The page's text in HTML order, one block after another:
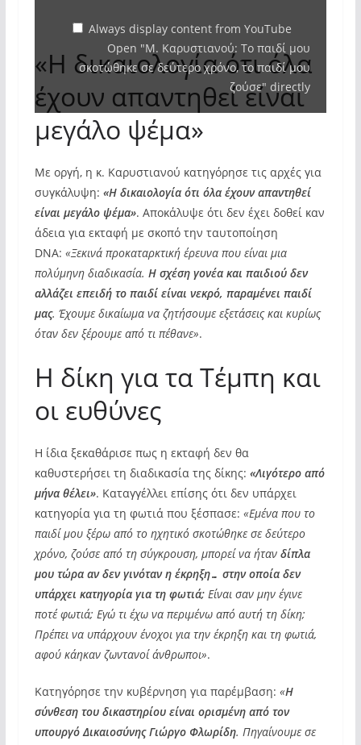
σκοτώθηκε
σε
δεύτερο
χρόνο,
το
παιδί
ζούσε"
from
YouTube
Always display content from YouTube
Open "Μ. Καρυστιανού: Το παιδί μου
σκοτώθηκε σε δεύτερο χρόνο, το παιδί μου
ζούσε" directly
«Η δικαιολογία ότι όλα
έχουν απαντηθεί είναι
μεγάλο ψέμα»
Με οργή, η κ. Καρυστιανού κατηγόρησε τις αρχές για
συγκάλυψη: «Η δικαιολογία ότι όλα έχουν απαντηθεί
είναι μεγάλο ψέμα». Αποκάλυψε ότι δεν έχει δοθεί καν
άδεια για εκταφή με σκοπό την ταυτοποίηση
DNA: «Ξεκινά προκαταρκτική έρευνα που είναι μια
πολύμηνη διαδικασία. Η σχέση γονέα και παιδιού δεν
αλλάζει επειδή το παιδί είναι νεκρό, παραμένει παιδί
μας. Έχουμε δικαίωμα να ζητήσουμε εξετάσεις και κυρίως
όταν δεν ξέρουμε από τι πέθανε».
Η δίκη για τα Τέμπη και
οι ευθύνες
Η ίδια ξεκαθάρισε πως η εκταφή δεν θα
καθυστερήσει τη διαδικασία της δίκης: «Λιγότερο από
μήνα θέλει». Καταγγέλλει επίσης ότι δεν υπάρχει
κατηγορία για τη φωτιά που ξέσπασε: «Εμένα που το
παιδί μου ξέρω από το ηχητικό σκοτώθηκε σε δεύτερο
χρόνο, ζούσε από τη σύγκρουση, μπορεί να ήτανδίπλα
μου τώρα αν δεν γινόταν η έκρηξη… στην οποία δεν
υπάρχει κατηγορία για τη φωτιά;Είναι σαν μην έγινε
ποτέ φωτιά; Εγώ τι έχω να περιμένω από αυτή τη δίκη;
Πρέπει να υπάρχουν ένοχοι για την έκρηξη και τη φωτιά,
αφού κάηκαν ζωντανοί άνθρωποι».
Κατηγόρησε την κυβέρνηση για παρέμβαση: «Η
σύνθεση του δικαστηρίου είναι ορισμένη από τον
υπουργό Δικαιοσύνης Γιώργο Φλωρίδη. Πηγαίνουμε σε